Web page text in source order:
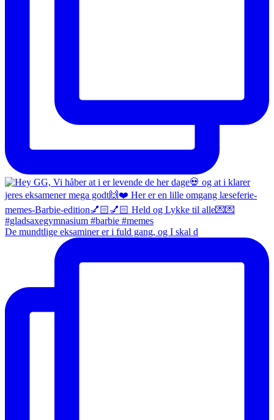
De mundtlige eksaminer er i fuld gang, og I skal d